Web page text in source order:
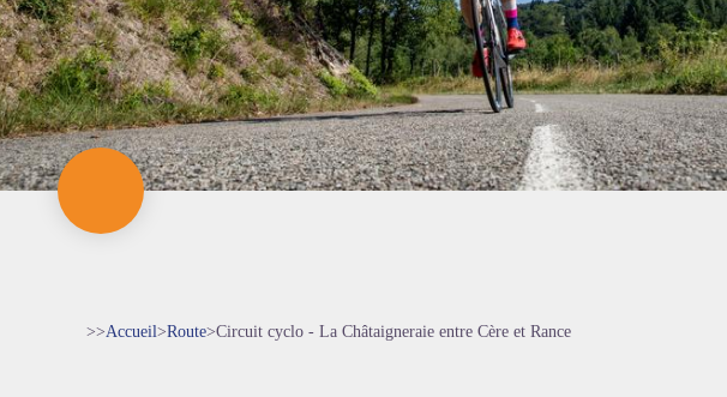
>>Accueil>Route>Circuit cyclo - La Châtaigneraie entre Cère et Rance